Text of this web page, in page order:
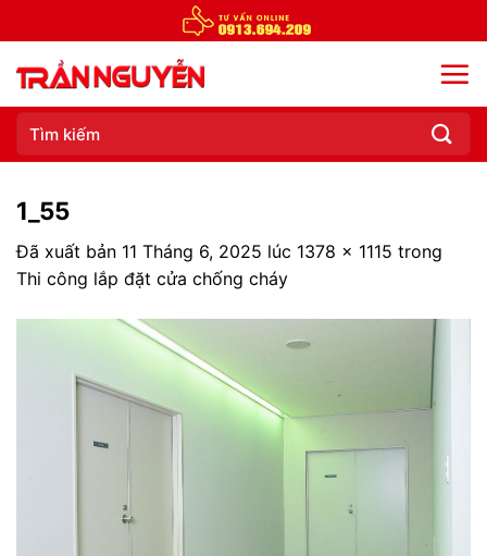
đến
nội
dung
Tìm
kiếm:
1_55
Đã xuất bản 11 Tháng 6, 2025 lúc 1378 × 1115 trong
Thi công lắp đặt cửa chống cháy